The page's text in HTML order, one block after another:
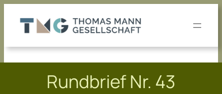
Inhalt
springen
Rundbrief Nr. 43